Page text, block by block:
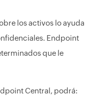
los activos lo ayuda
Endpoint
que le
Central, podrá: